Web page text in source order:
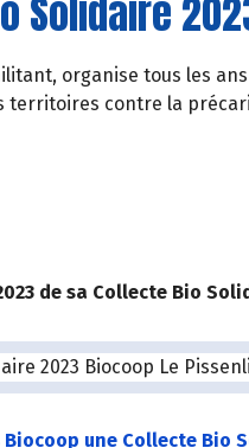
Solidaire
organise tous les
territoires contre la
de sa Collecte Bio
une Collecte